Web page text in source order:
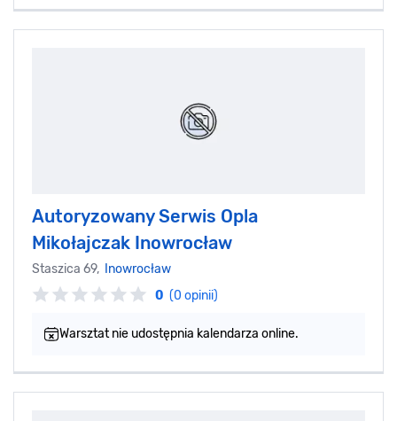
Autoryzowany Serwis Opla
Mikołajczak Inowrocław
Staszica 69, Inowrocław
0 (0 opinii)
Warsztat nie udostępnia kalendarza online.